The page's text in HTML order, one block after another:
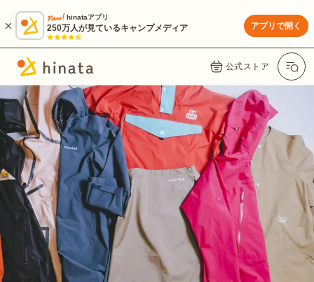
hinataアプリ
250万人が見ているキャンプメディア アプリで開く
公式ストア